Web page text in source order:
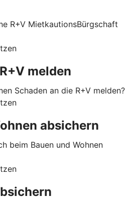
R+V MietkautionsBürgschaft
melden
Schaden an die R+V melden?
absichern
beim Bauen und Wohnen